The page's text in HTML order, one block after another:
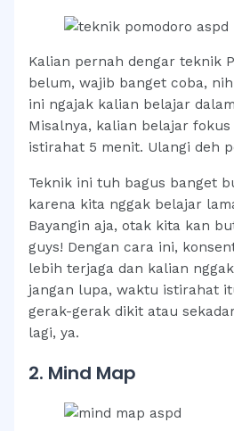
Kalian pernah dengar teknik
belum, wajib banget coba,
ini ngajak kalian belajar
Misalnya, kalian belajar
istirahat 5 menit. Ulangi deh
Teknik ini tuh bagus banget
karena kita nggak belajar
Bayangin aja, otak kita kan
guys! Dengan cara ini,
lebih terjaga dan kalian
jangan lupa, waktu istirahat
gerak-gerak dikit atau
lagi, ya.
2. Mind Map